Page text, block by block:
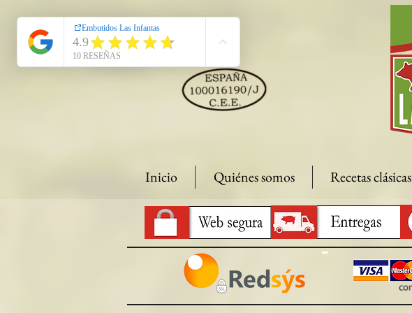
Inicio Quiénes somos Recetas clásicas